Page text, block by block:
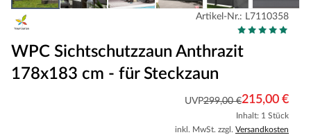
Artikel-Nr.: L7110358
WPC Sichtschutzzaun Anthrazit
178x183 cm - für Steckzaun
UVP299,00 €215,00 €
Inhalt: 1 Stück
inkl. MwSt. zzgl. Versandkosten